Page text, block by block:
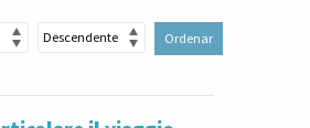
Ordenar